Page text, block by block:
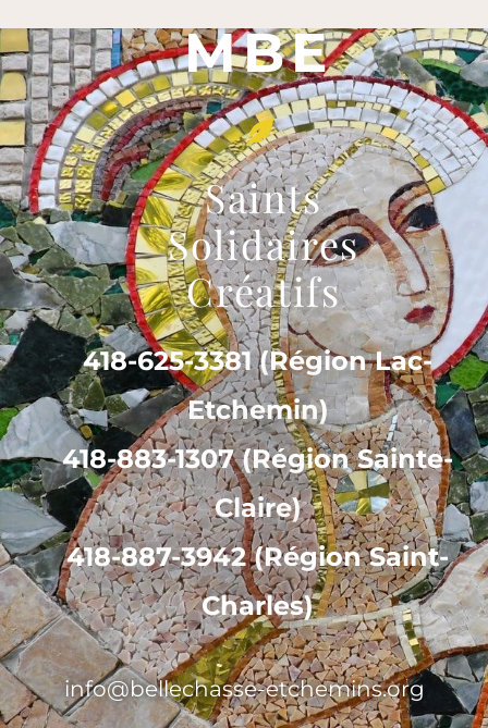
MBE
Saints
Solidaires
Créatifs
418-625-3381 (Région Lac-
Etchemin)
418-883-1307 (Région Sainte-
Claire)
418-887-3942 (Région Saint-
Charles)
info@bellechasse-etchemins.org